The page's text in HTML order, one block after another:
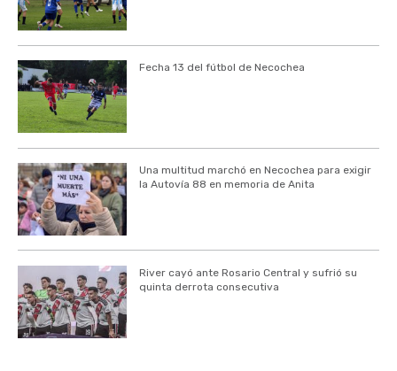
Fecha 13 del fútbol de Necochea
Una multitud marchó en Necochea para exigir
la Autovía 88 en memoria de Anita
River cayó ante Rosario Central y sufrió su
quinta derrota consecutiva